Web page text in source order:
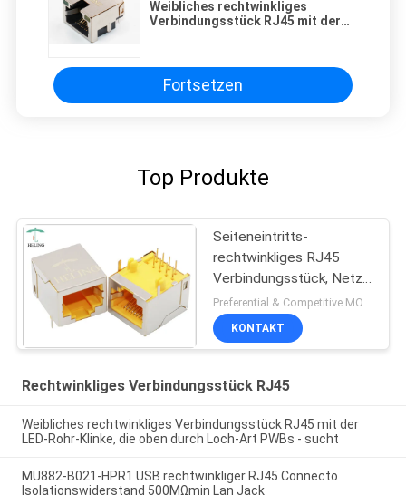
Weibliches rechtwinkliges
Verbindungsstück RJ45 mit der
Fortsetzen
Top Produkte
Seiteneintritts-
rechtwinkliges RJ45
Verbindungsstück, Netz
RJ45 90 Grad-Adapter
Preferential & Competitive MOQ:3000
KONTAKT
Rechtwinkliges Verbindungsstück RJ45
Weibliches rechtwinkliges Verbindungsstück RJ45 mit der
LED-Rohr-Klinke, die oben durch Loch-Art PWBs - sucht
MU882-B021-HPR1 USB rechtwinkliger RJ45 Connecto
Isolationswiderstand 500MΩmin Lan Jack